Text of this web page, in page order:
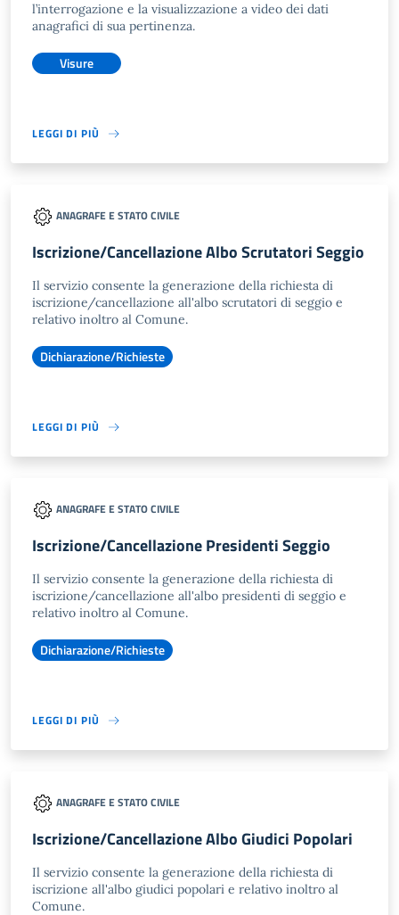
l’interrogazione e la visualizzazione a video dei dati
anagrafici di sua pertinenza.
Visure
LEGGI DI PIÙ
ANAGRAFE E STATO CIVILE
Iscrizione/Cancellazione Albo Scrutatori Seggio
Il servizio consente la generazione della richiesta di
iscrizione/cancellazione all'albo scrutatori di seggio e
relativo inoltro al Comune.
Dichiarazione/Richieste
LEGGI DI PIÙ
ANAGRAFE E STATO CIVILE
Iscrizione/Cancellazione Presidenti Seggio
Il servizio consente la generazione della richiesta di
iscrizione/cancellazione all'albo presidenti di seggio e
relativo inoltro al Comune.
Dichiarazione/Richieste
LEGGI DI PIÙ
ANAGRAFE E STATO CIVILE
Iscrizione/Cancellazione Albo Giudici Popolari
Il servizio consente la generazione della richiesta di
iscrizione all'albo giudici popolari e relativo inoltro al
Comune.